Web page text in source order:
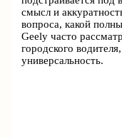
смысл и
вопроса, какой
Geely часто
городского
универсальность.